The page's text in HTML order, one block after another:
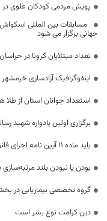
پویش مردمی کودکان علوی در
مسابقات بین المللی اسکواش
جهانی برگزار می شود
تعداد مبتلایان کرونا در خراسان جنوبی
اینفوگرافیک آزادسازی خرمشهر
استعداد جوانان استان از
برگزاری اولین یادواره شهید
باید ماده 11 آیین نامه اجرای قانون ساماندهی مبادلات مرزی حذف شود
بودن یا نبودن بلند مرتبه‌سازی
گروه‌ تخصصی بیماریابی در
دین کرامت نوع بشر است